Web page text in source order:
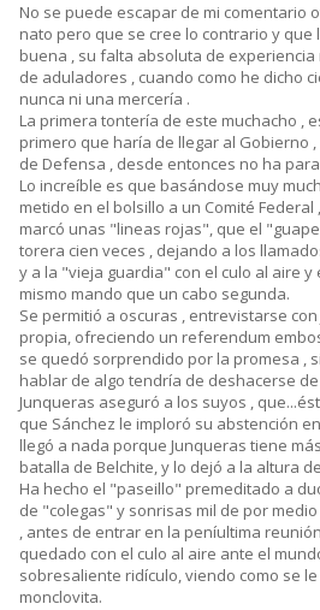
No se puede escapar de mi comentario
nato pero que se cree lo contrario y que
buena , su falta absoluta de
de aduladores , cuando como he dicho
nunca ni una mercería .
La primera tontería de este muchacho ,
primero que haría de llegar al Gobierno
de Defensa , desde entonces no ha
Lo increíble es que basándose muy
metido en el bolsillo a un Comité Federal
marcó unas "lineas rojas", que el
torera cien veces , dejando a los
y a la "vieja guardia" con el culo al aire y
mismo mando que un cabo segunda.
Se permitió a oscuras , entrevistarse
propia, ofreciendo un referendum
se quedó sorprendido por la promesa ,
hablar de algo tendría de deshacerse de
Junqueras aseguró a los suyos ,
que Sánchez le imploró su abstención
llegó a nada porque Junqueras tiene
batalla de Belchite, y lo dejó a la altura
Ha hecho el "paseillo" premeditado a
de "colegas" y sonrisas mil de por
, antes de entrar en la peníultima
quedado con el culo al aire ante el
sobresaliente ridículo, viendo como se
monclovita.